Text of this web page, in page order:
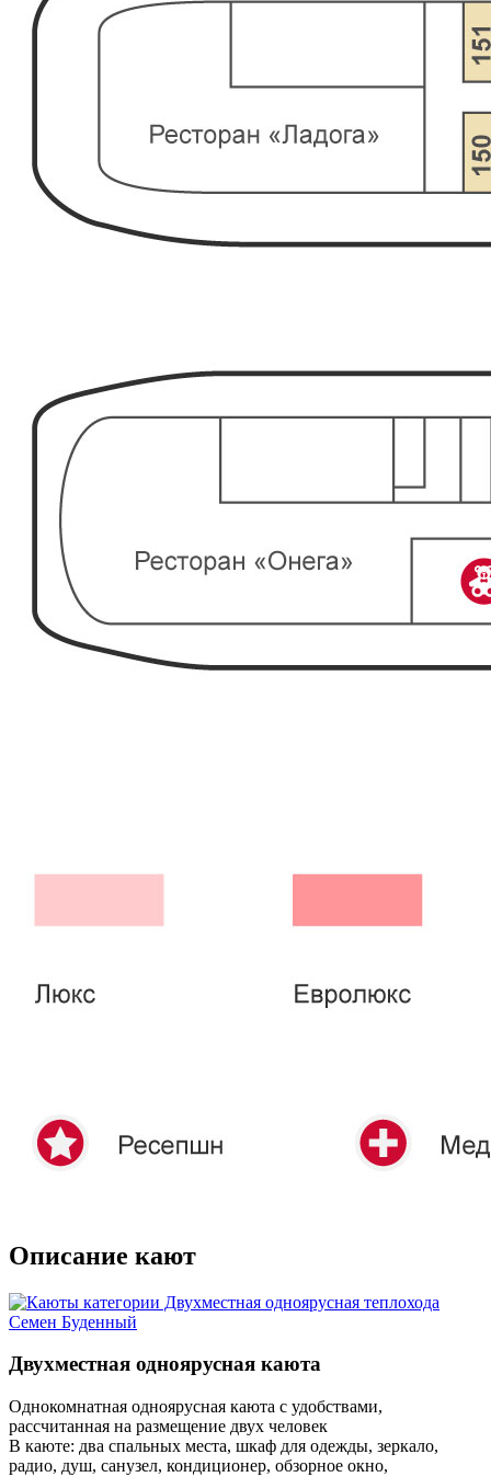
Описание кают
Двухместная одноярусная каюта
Однокомнатная одноярусная каюта с удобствами,
рассчитанная на размещение двух человек
В каюте: два спальных места, шкаф для одежды, зеркало,
радио, душ, санузел, кондиционер, обзорное окно,